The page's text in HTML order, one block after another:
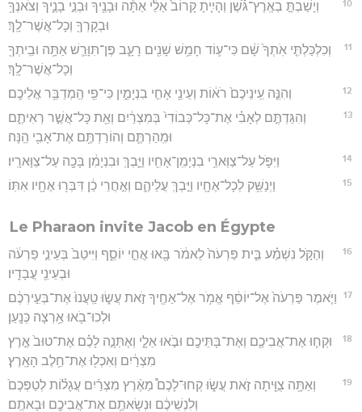
10
וְיָשַׁבְתָּ֣ בְאֶֽרֶץ־גֹּ֗שֶׁן וְהָיִ֤יתָ קָרוֹב֙ אֵלַ֔י אַתָּ֕ה וּבָנֶ֖יךָ וּבְנֵ֣י בָנֶ֑יךָ וְצֹאנְךָ֥
וּבְקָרְךָ֖ וְכָל־אֲשֶׁר־לָֽךְ׃
11
וְכִלְכַּלְתִּ֤י אֹֽתְךָ֙ שָׁ֔ם כִּי־ע֛וֹד חָמֵ֥שׁ שָׁנִ֖ים רָעָ֑ב פֶּן־תִּוָּרֵ֛שׁ אַתָּ֥ה וּבֵֽיתְךָ֖
וְכָל־אֲשֶׁר־לָֽךְ׃
12 וְהִנֵּ֤ה עֵֽינֵיכֶם֙ רֹא֔וֹת וְעֵינֵ֖י אָחִ֣י בִנְיָמִ֑ין כִּי־פִ֖י הַֽמְדַבֵּ֥ר אֲלֵיכֶֽם׃
13
וְהִגַּדְתֶּ֣ם לְאָבִ֗י אֶת־כָּל־כְּבוֹדִי֙ בְּמִצְרַ֔יִם וְאֵ֖ת כָּל־אֲשֶׁ֣ר רְאִיתֶ֑ם
וּמִֽהַרְתֶּ֛ם וְהוֹרַדְתֶּ֥ם אֶת־אָבִ֖י הֵֽנָּה׃
14 וַיִּפֹּ֛ל עַל־צַוְּארֵ֥י בִנְיָמִֽן־אָחִ֖יו וַיֵּ֑בְךְּ וּבִנְיָמִ֔ן בָּכָ֖ה עַל־צַוָּארָֽיו׃
15 וַיְנַשֵּׁ֥ק לְכָל־אֶחָ֖יו וַיֵּ֣בְךְּ עֲלֵיהֶ֑ם וְאַ֣חֲרֵי כֵ֔ן דִּבְּר֥וּ אֶחָ֖יו אִתּֽוֹ׃
Le Pharaon invite Jacob en Égypte
16
וְהַקֹּ֣ל נִשְׁמַ֗ע בֵּ֤ית פַּרְעֹה֙ לֵאמֹ֔ר בָּ֖אוּ אֲחֵ֣י יוֹסֵ֑ף וַיִּיטַב֙ בְּעֵינֵ֣י פַרְעֹ֔ה
וּבְעֵינֵ֖י עֲבָדָֽיו׃
17
וַיֹּ֤אמֶר פַּרְעֹה֙ אֶל־יוֹסֵ֔ף אֱמֹ֥ר אֶל־אַחֶ֖יךָ זֹ֣את עֲשׂ֑וּ טַֽעֲנוּ֙ אֶת־בְּעִ֣ירְכֶ֔ם
וּלְכוּ־בֹ֖אוּ אַ֥רְצָה כְּנָֽעַן׃
18
וּקְח֧וּ אֶת־אֲבִיכֶ֛ם וְאֶת־בָּתֵּיכֶ֖ם וּבֹ֣אוּ אֵלָ֑י וְאֶתְּנָ֣ה לָכֶ֗ם אֶת־טוּב֙ אֶ֣רֶץ
מִצְרַ֔יִם וְאִכְל֖וּ אֶת־חֵ֥לֶב הָאָֽרֶץ׃
19
וְאַתָּ֥ה צֻוֵּ֖יתָה זֹ֣את עֲשׂ֑וּ קְחוּ־לָכֶם֩ מֵאֶ֨רֶץ מִצְרַ֜יִם עֲגָל֗וֹת לְטַפְּכֶם֙
וְלִנְשֵׁיכֶ֔ם וּנְשָׂאתֶ֥ם אֶת־אֲבִיכֶ֖ם וּבָאתֶֽם׃